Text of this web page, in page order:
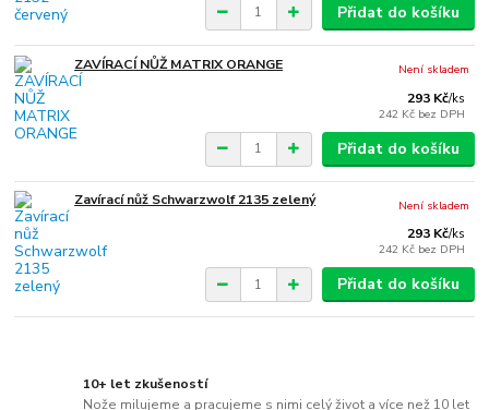
Přidat do košíku
ZAVÍRACÍ NŮŽ MATRIX ORANGE
293 Kč/ks
242 Kč bez DPH
Není skladem
Přidat do košíku
Zavírací nůž Schwarzwolf 2135 zelený
293 Kč/ks
242 Kč bez DPH
Není skladem
Přidat do košíku
10+ let zkušeností
Nože milujeme a pracujeme s nimi celý život a více než 10 let